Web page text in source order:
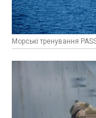
Морські тренування